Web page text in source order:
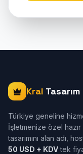
Kral Tasarım
Türkiye geneline
İşletmenize özel
tasarımını alan adı,
50 USD + KDVtek